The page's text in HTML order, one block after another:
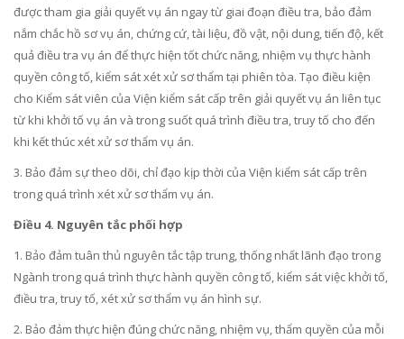
được tham gia giải quyết vụ án ngay từ giai đoạn điều tra, bảo đảm
nắm chắc hồ sơ vụ án, chứng cứ, tài liệu, đồ vật, nội dung, tiến độ, kết
quả điều tra vụ án để thực hiện tốt chức năng, nhiệm vụ thực hành
quyền công tố, kiểm sát xét xử sơ thẩm tại phiên tòa. Tạo điều kiện
cho Kiểm sát viên của Viện kiểm sát cấp trên giải quyết vụ án liên tục
từ khi khởi tố vụ án và trong suốt quá trình điều tra, truy tố cho đến
khi kết thúc xét xử sơ thẩm vụ án.
3. Bảo đảm sự theo dõi, chỉ đạo kịp thời của Viện kiểm sát cấp trên
trong quá trình xét xử sơ thẩm vụ án.
Điều 4. Nguyên tắc phối hợp
1. Bảo đảm tuân thủ nguyên tắc tập trung, thống nhất lãnh đạo trong
Ngành trong quá trình thực hành quyền công tố, kiểm sát việc khởi tố,
điều tra, truy tố, xét xử sơ thẩm vụ án hình sự.
2. Bảo đảm thực hiện đúng chức năng, nhiệm vụ, thẩm quyền của mỗi